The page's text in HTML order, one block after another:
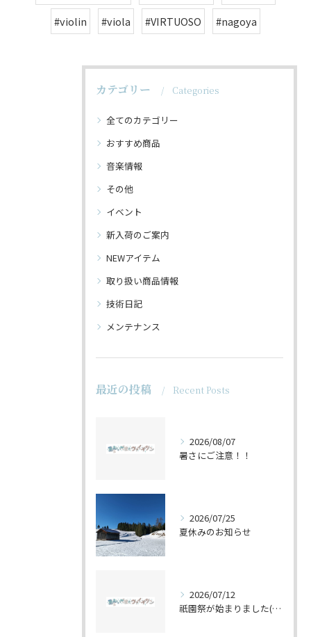
#violin
#viola #VIRTUOSO #nagoya
カテゴリー Categories
全てのカテゴリー
おすすめ商品
音楽情報
その他
イベント
新入荷のご案内
NEWアイテム
取り扱い商品情報
技術日記
メンテナンス
最近の投稿 Recent Posts
2026/08/07
暑さにご注意！！
2026/07/25
夏休みのお知らせ
2026/07/12
祇園祭が始まりました(^^♪